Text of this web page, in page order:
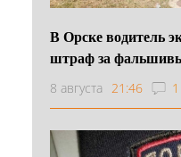
В Орске водитель
штраф за
8 августа 21:46 1